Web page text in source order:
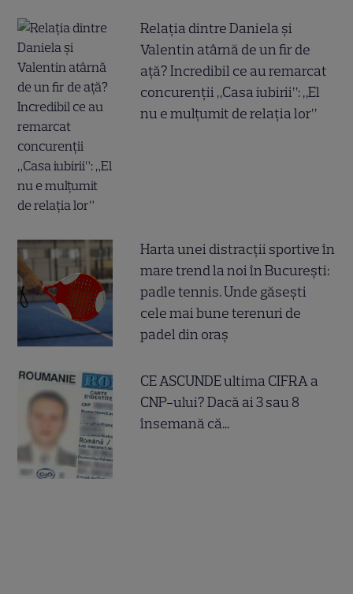
Relația dintre Daniela și
Valentin atârnă de un fir de
ață? Incredibil ce au remarcat
concurenții „Casa iubirii”: „El
nu e mulțumit de relația lor”
Harta unei distracții sportive în
mare trend la noi în București:
padle tennis. Unde găsești
cele mai bune terenuri de
padel din oraș
CE ASCUNDE ultima CIFRA a
CNP-ului? Dacă ai 3 sau 8
însemană că...